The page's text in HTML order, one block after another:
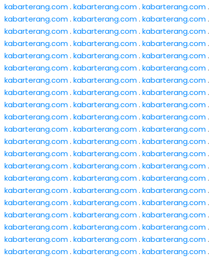
kabarterang.com. kabarterang.com. kabarterang.com.
kabarterang.com. kabarterang.com. kabarterang.com.
kabarterang.com. kabarterang.com. kabarterang.com.
kabarterang.com. kabarterang.com. kabarterang.com.
kabarterang.com. kabarterang.com. kabarterang.com.
kabarterang.com. kabarterang.com. kabarterang.com.
kabarterang.com. kabarterang.com. kabarterang.com.
kabarterang.com. kabarterang.com. kabarterang.com.
kabarterang.com. kabarterang.com. kabarterang.com.
kabarterang.com. kabarterang.com. kabarterang.com.
kabarterang.com. kabarterang.com. kabarterang.com.
kabarterang.com. kabarterang.com. kabarterang.com.
kabarterang.com. kabarterang.com. kabarterang.com.
kabarterang.com. kabarterang.com. kabarterang.com.
kabarterang.com. kabarterang.com. kabarterang.com.
kabarterang.com. kabarterang.com. kabarterang.com.
kabarterang.com. kabarterang.com. kabarterang.com.
kabarterang.com. kabarterang.com. kabarterang.com.
kabarterang.com. kabarterang.com. kabarterang.com.
kabarterang.com. kabarterang.com. kabarterang.com.
kabarterang.com. kabarterang.com. kabarterang.com.